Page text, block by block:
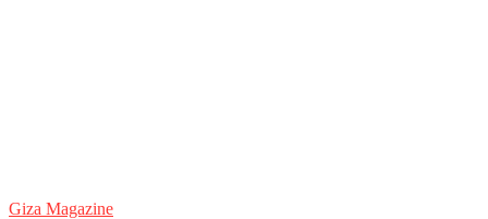
Giza Magazine